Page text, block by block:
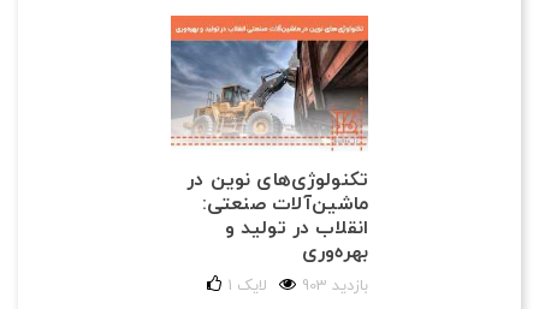
تکنولوژی‌های نوین در
ماشین‌آلات صنعتی:
انقلاب در تولید و
بهره‌وری
903 بازدید 1 لایک